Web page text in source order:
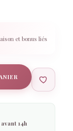
et bonus liés
14h